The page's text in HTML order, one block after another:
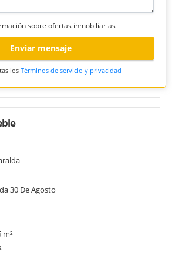
sobre ofertas inmobiliarias
Enviar mensaje
los Términos de servicio y privacidad
30 De Agosto
m²